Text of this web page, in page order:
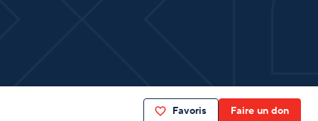
Favoris Faire un don